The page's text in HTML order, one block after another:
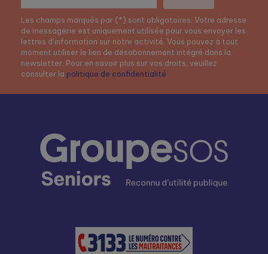
Les champs marqués par (*) sont obligatoires. Votre adresse
de messagerie est uniquement utilisée pour vous envoyer les
lettres d’information sur notre activité. Vous pouvez à tout
moment utiliser le lien de désabonnement intégré dans la
newsletter. Pour en savoir plus sur vos droits, veuillez
consulter la politique de confidentialité.